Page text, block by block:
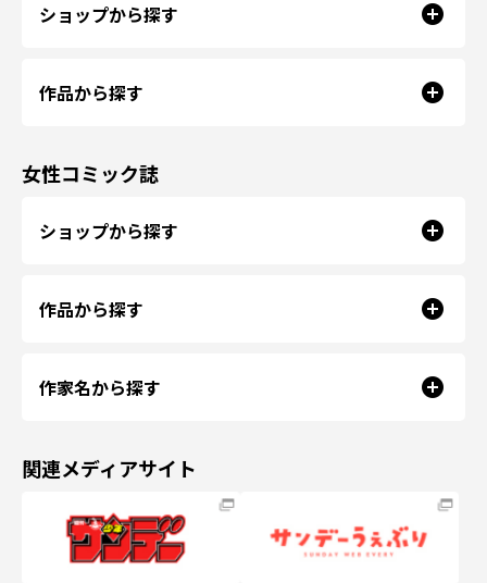
ショップから探す
作品から探す
女性コミック誌
ショップから探す
作品から探す
作家名から探す
関連メディアサイト